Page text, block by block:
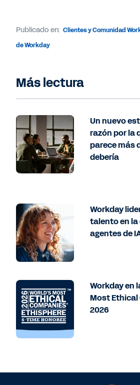
Publicado en: Clientes y Comunidad
de Workday
Más lectura
Un nuevo
razón por la
parece más
debería
Workday
talento en la
agentes de
Workday en
Most
2026